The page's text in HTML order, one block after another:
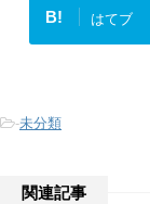
B! はてブ
-未分類
関連記事